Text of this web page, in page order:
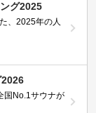
グ2025
、2025年の人
国No.1サウナが